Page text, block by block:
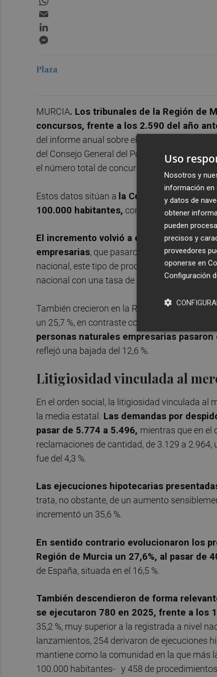
Plaza
MURCIA. Los tribunales de la Región de
concursos, frente a los 2.590 del año
del informe anual sobre el efecto de la crisis
del Consejo General del Poder Judicial. El
el número total de concursos creció un 29,9
Estos datos sitúan a la Comunidad como
100.000 habitantes, con una tasa de
El incremento volvió a estar impulsado,
empresarias, que pasaron en la Región de
nacional, este tipo de procedimientos
nacional con una tasa de 201 concursos de
También crecieron en la Región de Murcia
un 25,7 %, en contraste con el descenso del
personas naturales empresarias pasaron
reflejó una bajada del 12,6 %.
Litigiosidad vinculada al
En el orden social, la litigiosidad vinculada
la media estatal. Las demandas por
pasar de 5.774 a 5.496, mientras que en el
reclamaciones de cantidad, de 3.129 a
fue del 4,3 %.
Las ejecuciones hipotecarias
trata, no obstante, de un aumento
incrementó un 35,6 %.
En sentido contrario evolucionaron los
Región de Murcia un 27,6%, al pasar de
de España, situada en el 16,5 %.
También descendieron de forma
se ejecutaron 780 en 2025, frente a los
35,2 %, muy superior a la registrada a nivel
lanzamientos, 254 derivaron de ejecuciones
mantiene como la comunidad en la que más
100.000 habitantes- y 458 de
Uso
Nosotros y
información en
y datos de
obtener
pueden
precisos y
proveedores
oponerse en
Configuración